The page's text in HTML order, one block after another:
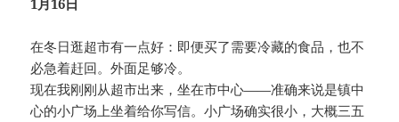
1月16日
在冬日逛超市有一点好：即便买了需要冷藏的食品，也不
必急着赶回。外面足够冷。
现在我刚刚从超市出来，坐在市中心——准确来说是镇中
心的小广场上坐着给你写信。小广场确实很小，大概三五